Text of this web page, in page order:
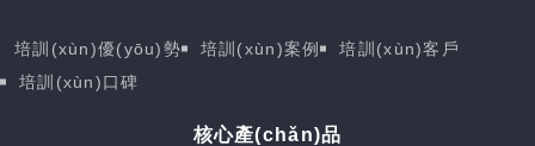
培訓(xùn)優(yōu)勢 培訓(xùn)案例
培訓(xùn)客戶
培訓(xùn)口碑
核心產(chǎn)品